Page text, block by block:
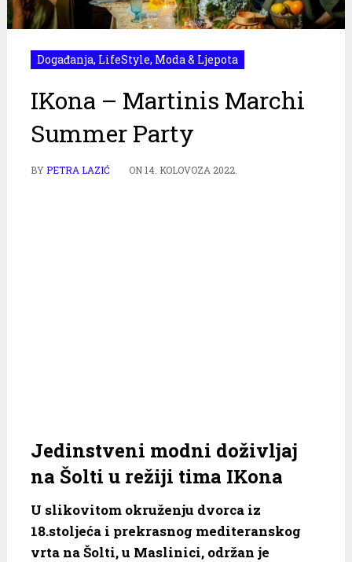
Događanja, LifeStyle, Moda & Ljepota
IKona – Martinis Marchi
Summer Party
BYPETRA LAZIĆ ON14. KOLOVOZA 2022.
Jedinstveni modni doživljaj
na Šolti u režiji tima IKona
U slikovitom okruženju dvorca iz
18.stoljeća i prekrasnog mediteranskog
vrta na Šolti, u Maslinici, održan je